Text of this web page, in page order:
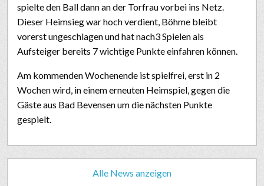
spielte den Ball dann an der Torfrau vorbei ins Netz.
Dieser Heimsieg war hoch verdient, Böhme bleibt
vorerst ungeschlagen und hat nach3 Spielen als
Aufsteiger bereits 7 wichtige Punkte einfahren können.
Am kommenden Wochenende ist spielfrei, erst in 2
Wochen wird, in einem erneuten Heimspiel, gegen die
Gäste aus Bad Bevensen um die nächsten Punkte
gespielt.
Alle News anzeigen